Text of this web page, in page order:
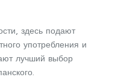
здесь подают
употребления и
лучший выбор